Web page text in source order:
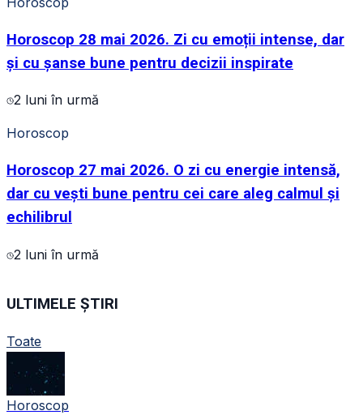
Horoscop 28 mai 2026. Zi cu emoții intense, dar
și cu șanse bune pentru decizii inspirate
2 luni în urmă
Horoscop
Horoscop 27 mai 2026. O zi cu energie intensă,
dar cu vești bune pentru cei care aleg calmul și
echilibrul
2 luni în urmă
ULTIMELE ȘTIRI
Toate
Horoscop